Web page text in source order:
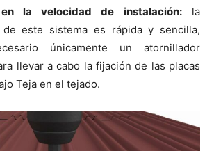
la velocidad de instalación:la
de este sistema es rápida y sencilla,
únicamente un atornillador
llevar a cabo la fijación de las placas
Teja en el tejado.